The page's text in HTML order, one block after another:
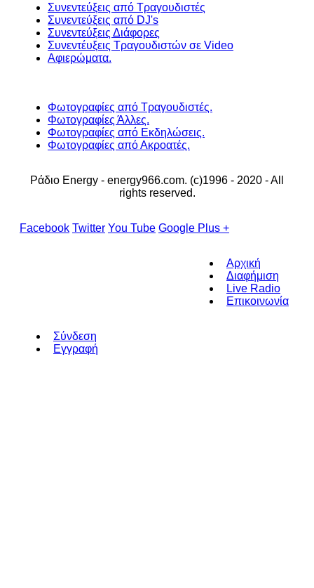
Συνεντεύξεις από Τραγουδιστές
Συνεντεύξεις από DJ's
Συνεντεύξεις Διάφορες
Συνεντέυξεις Τραγουδιστών σε Video
Αφιερώματα.
Φωτογραφίες από Τραγουδιστές.
Φωτογραφίες Άλλες.
Φωτογραφίες από Εκδηλώσεις.
Φωτογραφίες από Ακροατές.
Ράδιο Energy - energy966.com. (c)1996 - 2020 - All
rights reserved.
Facebook Twitter You Tube Google Plus +
Αρχική
Διαφήμιση
Live Radio
Επικοινωνία
Σύνδεση
Εγγραφή